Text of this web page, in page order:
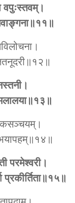
वपुःस्तवम्।
परमेश्‍वरी।
प्रकीर्तिता॥१५॥